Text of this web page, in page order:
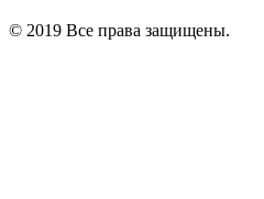
© 2019 Все права защищены.